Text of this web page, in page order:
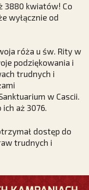
3880 kwiatów! Co
wyłącznie od
róża u św. Rity w
podziękowania i
trudnych i
w Cascii.
aż 3076.
dostęp do
trudnych i